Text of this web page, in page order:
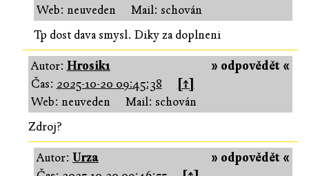
Web: neuveden
Mail: schován
Tp dost dava smysl. Diky za doplneni
» odpovědět «
Autor: Hrosik1
Čas: 2025-10-20 09:45:38
[↑]
Web: neuveden
Mail: schován
Zdroj?
» odpovědět «
Autor: Urza